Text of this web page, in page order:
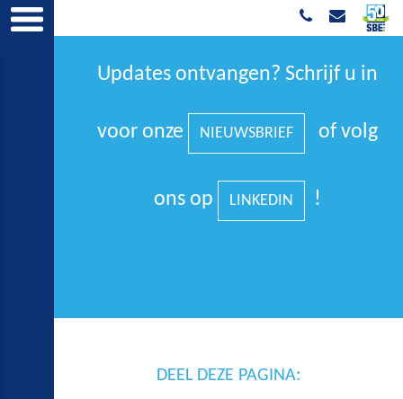
Updates ontvangen? Schrijf u in
voor onze NIEUWSBRIEF of volg
ons op LINKEDIN !
DEEL DEZE PAGINA: